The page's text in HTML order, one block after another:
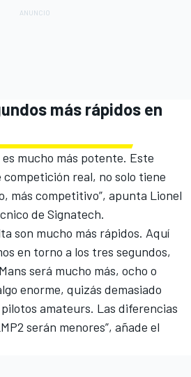
más rápidos en
es mucho más potente. Este
real, no solo tiene
más competitivo”, apunta Lionel
de Signatech.
son mucho más rápidos. Aquí
en torno a los tres segundos,
será mucho más, ocho o
enorme, quizás demasiado
amateurs. Las diferencias
serán menores”, añade el